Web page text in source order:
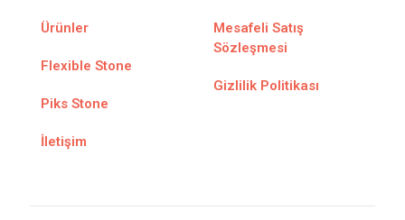
Ürünler
Flexible Stone
Piks Stone
İletişim
Mesafeli Satış
Sözleşmesi
Gizlilik Politikası